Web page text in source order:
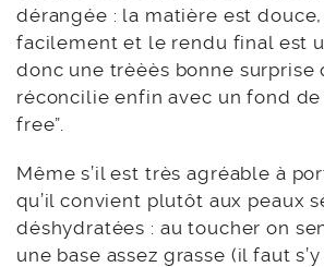
dérangée : la matière est douce,
facilement et le rendu final est
donc une trèèès bonne surprise
réconcilie enfin avec un fond
free”.
Même s’il est très agréable à
qu’il convient plutôt aux peaux
déshydratées : au toucher on
une base assez grasse (il faut